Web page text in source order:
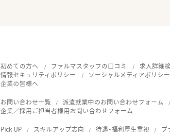
初めての方へ ファルマスタッフの口コミ 求人詳細
情報セキュリティポリシー
ソーシャルメディアポリシー
企業の皆様へ
お問い合わせ一覧 派遣就業中のお問い合わせフォーム
企業／採用ご担当者様用お問い合わせフォーム
Pick UP スキルアップ志向 待遇・福利厚生重視 プ